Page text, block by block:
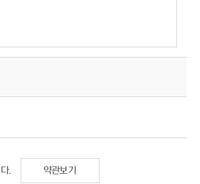
. 약관보기